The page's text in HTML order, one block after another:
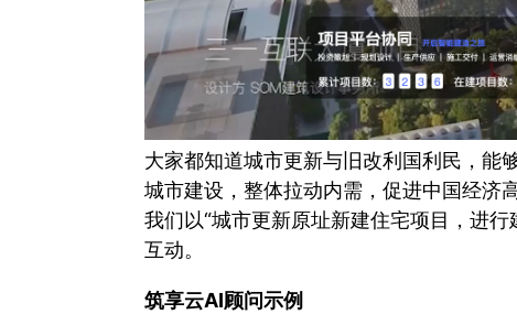
大家都知道城市更新与旧改利国利民，能
城市建设，整体拉动内需，促进中国经济
我们以“城市更新原址新建住宅项目，进
互动。
筑享云AI顾问示例